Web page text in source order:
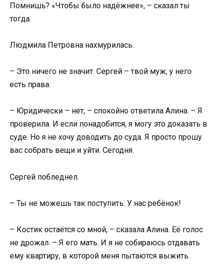
Помнишь? «Чтобы было надёжнее», – сказал ты
тогда.
Людмила Петровна нахмурилась.
– Это ничего не значит. Сергей – твой муж, у него
есть права.
– Юридически – нет, – спокойно ответила Алина. – Я
проверила. И если понадобится, я могу это доказать в
суде. Но я не хочу доводить до суда. Я просто прошу
вас собрать вещи и уйти. Сегодня.
Сергей побледнел.
– Ты не можешь так поступить. У нас ребёнок!
– Костик остаётся со мной, – сказала Алина. Её голос
не дрожал. – Я его мать. И я не собираюсь отдавать
ему квартиру, в которой меня пытаются выжить.